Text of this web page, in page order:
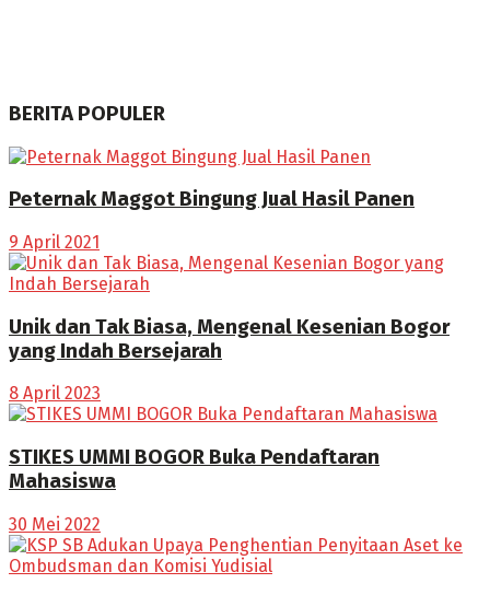
BERITA POPULER
Peternak Maggot Bingung Jual Hasil Panen
9 April 2021
Unik dan Tak Biasa, Mengenal Kesenian Bogor
yang Indah Bersejarah
8 April 2023
STIKES UMMI BOGOR Buka Pendaftaran
Mahasiswa
30 Mei 2022